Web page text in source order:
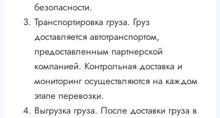
безопасности.
Транспортировка груза. Груз
доставляется автотранспортом,
предоставленным партнерской
компанией. Контрольная доставка и
мониторинг осуществляются на каждом
этапе перевозки.
Выгрузка груза. После доставки груза в